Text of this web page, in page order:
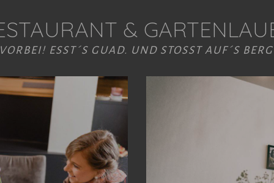
&
ESST´S GUAD. UND STOSST AUF´S